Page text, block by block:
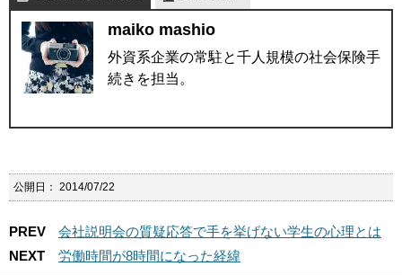
maiko mashio
外資系企業の常駐と千人規模の社会保険手
続きを担当。
公開日： 2014/07/22
PREV
会社説明会の質疑応答で手を挙げない学生の心理とは
NEXT
労働時間が8時間になった経緯